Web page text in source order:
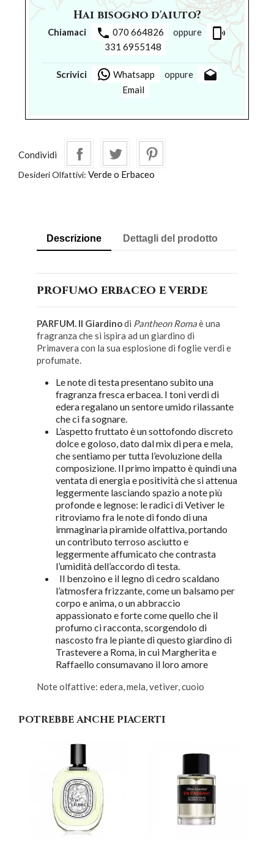
Hai bisogno d'aiuto?
Chiamaci phone 070 664826 oppure phonelink_ring
331 6955148
Scrivici Whatsapp oppure drafts
Email
Condividi
Desideri Olfattivi: Verde o Erbaceo
Descrizione Dettagli del prodotto
profumo erbaceo e verde
PARFUM. Il Giardinodi Pantheon Romaè una
fragranza che si ispira ad un giardino di
Primavera con la sua esplosione di foglie verdi e
profumate.
Le note di testa presentano subìto una
fragranza fresca erbacea. I toni verdi di
edera regalano un sentore umido rilassante
che ci fa sognare.
L’aspetto fruttato è un sottofondo discreto
dolce e goloso, dato dal mix di pera e mela,
che sentiamo per tutta l’evoluzione della
composizione. Il primo impatto è quindi una
ventata di energia e positività che si attenua
leggermente lasciando spazio a note più
profonde e legnose: le radici di Vetiver le
ritroviamo fra le note di fondo di una
immaginaria piramide olfattiva, portando
un contributo terroso asciutto e
leggermente affumicato che contrasta
l’umidità dell’accordo di testa.
Il benzoino e il legno di cedro scaldano
l’atmosfera frizzante, come un balsamo per
corpo e anima, o un abbraccio
appassionato e forte come quello che il
profumo ci racconta, scorgendolo di
nascosto fra le piante di questo giardino di
Trastevere a Roma, in cui Margherita e
Raffaello consumavano il loro amore
Note olfattive: edera, mela, vetiver, cuoio
POTREBBE ANCHE PIACERTI